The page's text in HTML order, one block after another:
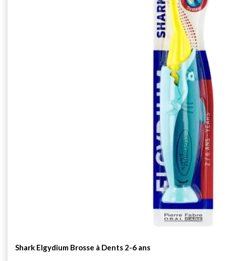
Shark Elgydium Brosse à Dents 2-6 ans